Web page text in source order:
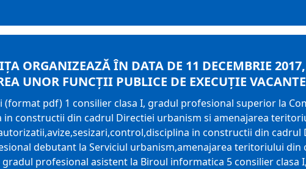
ORGANIZEAZĂ ÎN DATA DE 11 DECEMBRIE
UNOR FUNCŢII PUBLICE DE EXECUŢIE
pdf) 1 consilier clasa I, gradul profesional superior la
constructii din cadrul Directiei urbanism si amenajarea
in constructii din cadrul
debutant la Serviciul urbanism,amenajarea teritoriului din
profesional asistent la Biroul informatica 5 consilier clasa